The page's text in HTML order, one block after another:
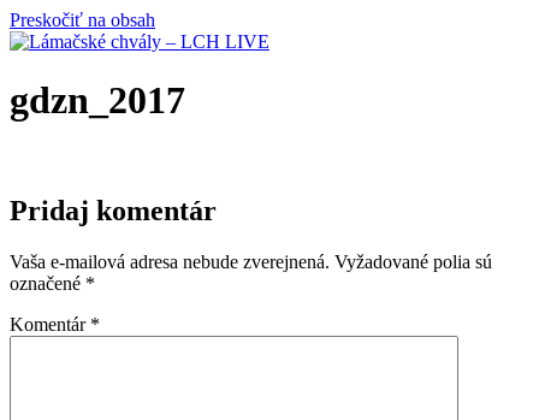
Preskočiť na obsah
gdzn_2017
Pridaj komentár
Vaša e-mailová adresa nebude zverejnená. Vyžadované polia sú
označené *
Komentár *